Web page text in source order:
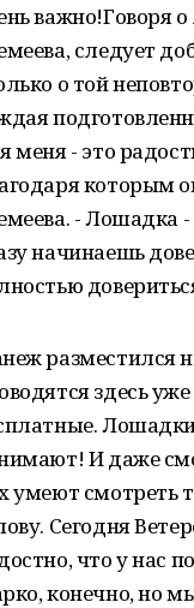
важно!Говоря
следует
о той
меня - это
которым
- Лошадка
начинаешь
разместился
здесь
И даже
умеют смотреть
Сегодня
что у нас
конечно, но